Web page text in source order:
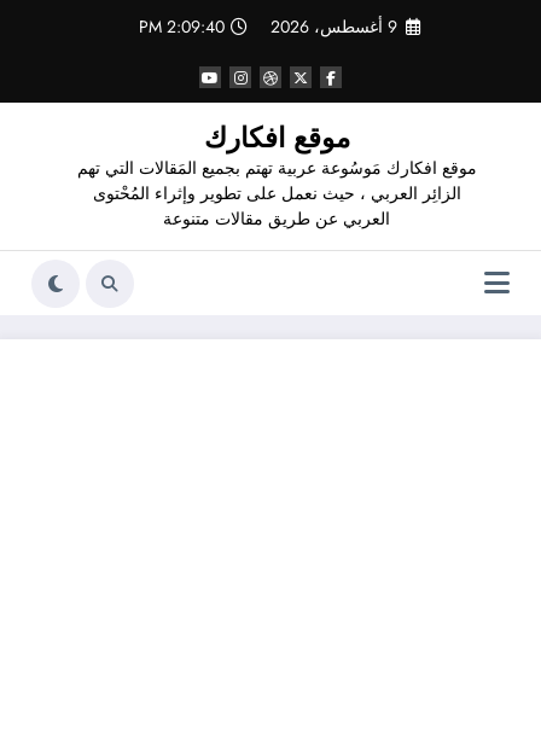
9 أغسطس، 2026 2:09:41 PM
موقع افكارك
موقع افكارك مَوسُوعة عربية تهتم بجميع المَقالات التي تهم
الزائِر العربي ، حيث نعمل على تطوير وإثراء المُحْتوى
العربي عن طريق مقالات متنوعة